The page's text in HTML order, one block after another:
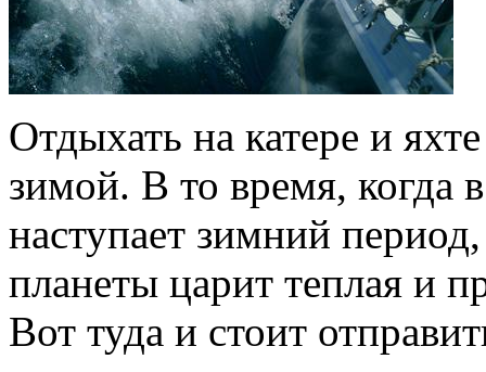
Отдыхать на катере и
зимой. В то время, когда
наступает зимний
планеты царит теплая и
Вот туда и стоит